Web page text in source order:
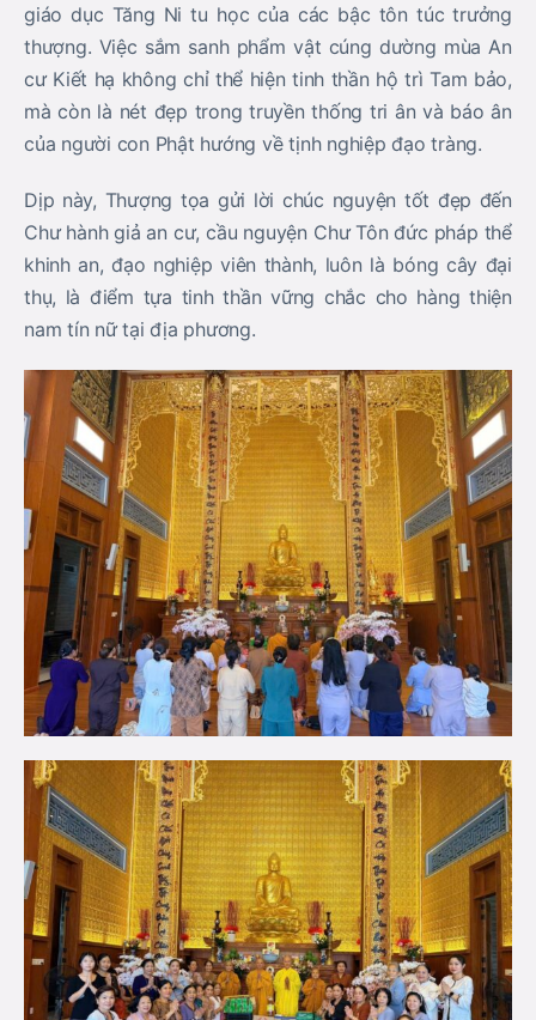
giáo dục Tăng Ni tu học của các bậc tôn túc trưởng
thượng. Việc sắm sanh phẩm vật cúng dường mùa An
cư Kiết hạ không chỉ thể hiện tinh thần hộ trì Tam bảo,
mà còn là nét đẹp trong truyền thống tri ân và báo ân
của người con Phật hướng về tịnh nghiệp đạo tràng.
Dịp này, Thượng tọa gửi lời chúc nguyện tốt đẹp đến
Chư hành giả an cư, cầu nguyện Chư Tôn đức pháp thể
khinh an, đạo nghiệp viên thành, luôn là bóng cây đại
thụ, là điểm tựa tinh thần vững chắc cho hàng thiện
nam tín nữ tại địa phương.